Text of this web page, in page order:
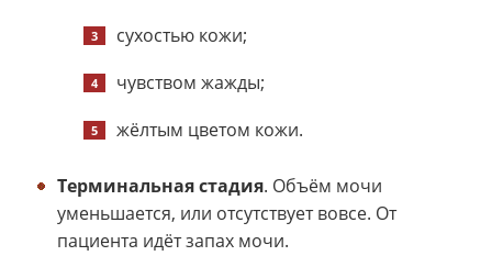
сухостью кожи;
чувством жажды;
жёлтым цветом кожи.
Терминальная стадия. Объём мочи
уменьшается, или отсутствует вовсе. От
пациента идёт запах мочи.